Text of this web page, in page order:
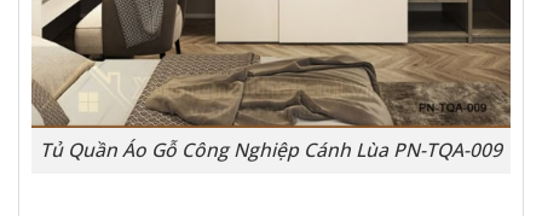
Tủ Quần Áo Gỗ Công Nghiệp Cánh Lùa PN-TQA-009